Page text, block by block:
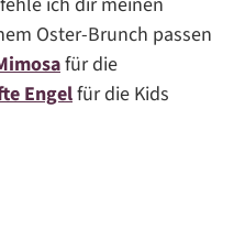
Oster-Brunch passen
für die
Engelfür die Kids